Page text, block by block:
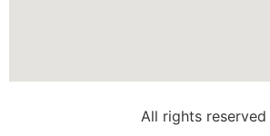
All rights reserved